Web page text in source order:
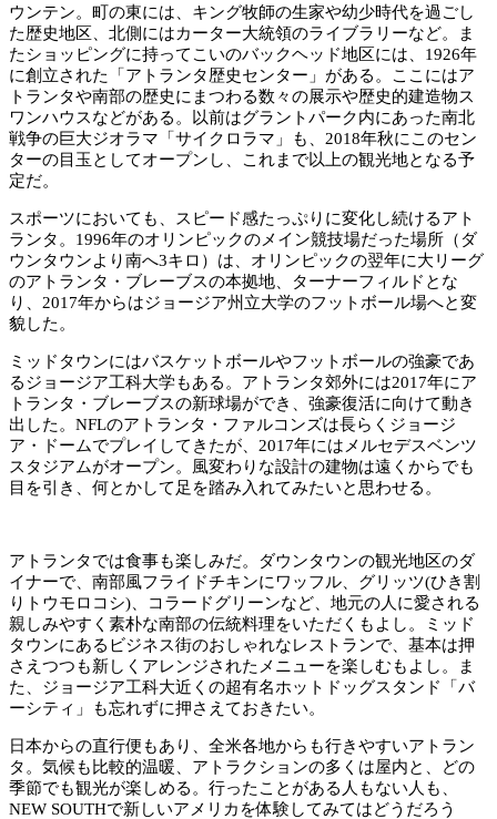
ウンテン。町の東には、キング牧師の生家や幼少時代を過ごし
た歴史地区、北側にはカーター大統領のライブラリーなど。ま
たショッピングに持ってこいのバックヘッド地区には、1926年
に創立された「アトランタ歴史センター」がある。ここにはア
トランタや南部の歴史にまつわる数々の展示や歴史的建造物ス
ワンハウスなどがある。以前はグラントパーク内にあった南北
戦争の巨大ジオラマ「サイクロラマ」も、2018年秋にこのセン
ターの目玉としてオープンし、これまで以上の観光地となる予
定だ。
スポーツにおいても、スピード感たっぷりに変化し続けるアト
ランタ。1996年のオリンピックのメイン競技場だった場所（ダ
ウンタウンより南へ3キロ）は、オリンピックの翌年に大リーグ
のアトランタ・ブレーブスの本拠地、ターナーフィルドとな
り、2017年からはジョージア州立大学のフットボール場へと変
貌した。
ミッドタウンにはバスケットボールやフットボールの強豪であ
るジョージア工科大学もある。アトランタ郊外には2017年にア
トランタ・ブレーブスの新球場ができ、強豪復活に向けて動き
出した。NFLのアトランタ・ファルコンズは長らくジョージ
ア・ドームでプレイしてきたが、2017年にはメルセデスベンツ
スタジアムがオープン。風変わりな設計の建物は遠くからでも
目を引き、何とかして足を踏み入れてみたいと思わせる。
アトランタでは食事も楽しみだ。ダウンタウンの観光地区のダ
イナーで、南部風フライドチキンにワッフル、グリッツ(ひき割
りトウモロコシ)、コラードグリーンなど、地元の人に愛される
親しみやすく素朴な南部の伝統料理をいただくもよし。ミッド
タウンにあるビジネス街のおしゃれなレストランで、基本は押
さえつつも新しくアレンジされたメニューを楽しむもよし。ま
た、ジョージア工科大近くの超有名ホットドッグスタンド「バ
ーシティ」も忘れずに押さえておきたい。
日本からの直行便もあり、全米各地からも行きやすいアトラン
タ。気候も比較的温暖、アトラクションの多くは屋内と、どの
季節でも観光が楽しめる。行ったことがある人もない人も、
NEW SOUTHで新しいアメリカを体験してみてはどうだろう